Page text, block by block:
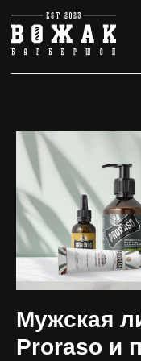
Мужская
Proraso и